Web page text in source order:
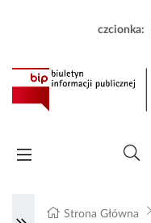
czcionka:
Strona Główna